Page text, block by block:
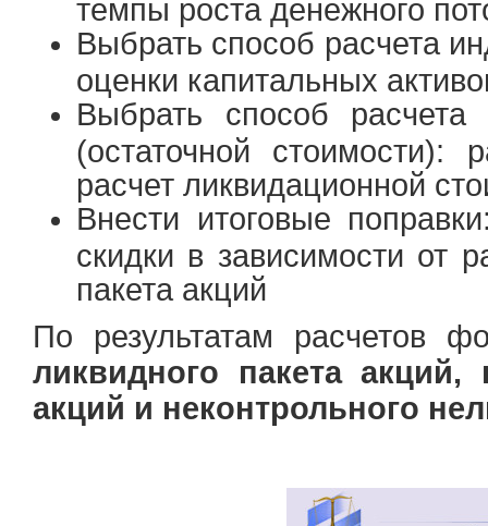
темпы роста денежного
Выбрать способ расчета
оценки капитальных
Выбрать способ расчета
(остаточной стоимости):
расчет ликвидационной
Внести итоговые
скидки в зависимости от
пакета акций
По результатам расчетов
ликвидного пакета акций,
акций и неконтрольного